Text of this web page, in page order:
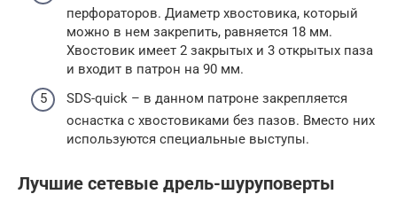
перфораторов. Диаметр хвостовика, который
можно в нем закрепить, равняется 18 мм.
Хвостовик имеет 2 закрытых и 3 открытых паза
и входит в патрон на 90 мм.
SDS-quick – в данном патроне закрепляется
оснастка с хвостовиками без пазов. Вместо них
используются специальные выступы.
Лучшие сетевые дрель-шуруповерты